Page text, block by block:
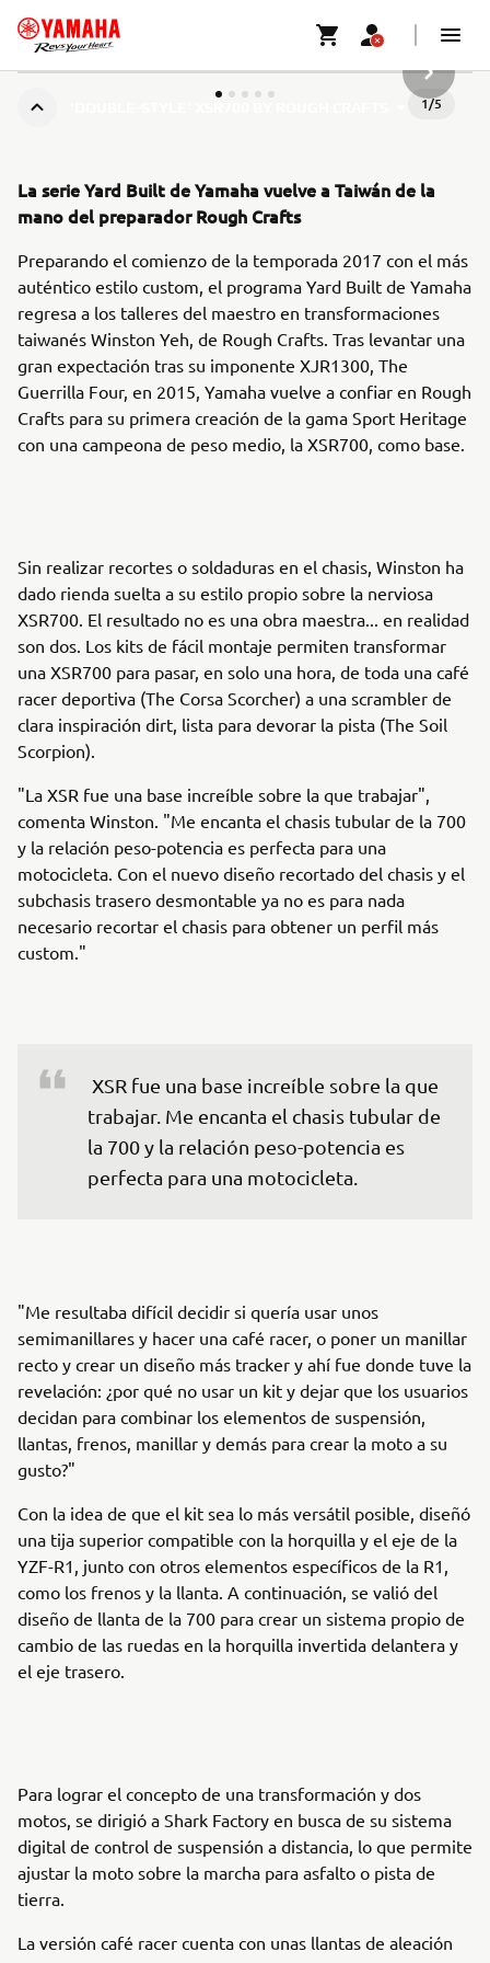
1/5
La serie Yard Built de Yamaha vuelve a Taiwán de la
mano del preparador Rough Crafts
Preparando el comienzo de la temporada 2017 con el más
auténtico estilo custom, el programa Yard Built de Yamaha
regresa a los talleres del maestro en transformaciones
taiwanés Winston Yeh, de Rough Crafts. Tras levantar una
gran expectación tras su imponente XJR1300, The
Guerrilla Four, en 2015, Yamaha vuelve a confiar en Rough
Crafts para su primera creación de la gama Sport Heritage
con una campeona de peso medio, la XSR700, como base.
Sin realizar recortes o soldaduras en el chasis, Winston ha
dado rienda suelta a su estilo propio sobre la nerviosa
XSR700. El resultado no es una obra maestra... en realidad
son dos. Los kits de fácil montaje permiten transformar
una XSR700 para pasar, en solo una hora, de toda una café
racer deportiva (The Corsa Scorcher) a una scrambler de
clara inspiración dirt, lista para devorar la pista (The Soil
Scorpion).
"La XSR fue una base increíble sobre la que trabajar",
comenta Winston. "Me encanta el chasis tubular de la 700
y la relación peso-potencia es perfecta para una
motocicleta. Con el nuevo diseño recortado del chasis y el
subchasis trasero desmontable ya no es para nada
necesario recortar el chasis para obtener un perfil más
custom."
trabajar. Me encanta el chasis tubular de
la 700 y la relación peso-potencia es
perfecta para una motocicleta.
"Me resultaba difícil decidir si quería usar unos
semimanillares y hacer una café racer, o poner un manillar
recto y crear un diseño más tracker y ahí fue donde tuve la
revelación: ¿por qué no usar un kit y dejar que los usuarios
decidan para combinar los elementos de suspensión,
llantas, frenos, manillar y demás para crear la moto a su
gusto?"
Con la idea de que el kit sea lo más versátil posible, diseñó
una tija superior compatible con la horquilla y el eje de la
YZF-R1, junto con otros elementos específicos de la R1,
como los frenos y la llanta. A continuación, se valió del
diseño de llanta de la 700 para crear un sistema propio de
cambio de las ruedas en la horquilla invertida delantera y
el eje trasero.
Para lograr el concepto de una transformación y dos
motos, se dirigió a Shark Factory en busca de su sistema
digital de control de suspensión a distancia, lo que permite
ajustar la moto sobre la marcha para asfalto o pista de
tierra.
La versión café racer cuenta con unas llantas de aleación